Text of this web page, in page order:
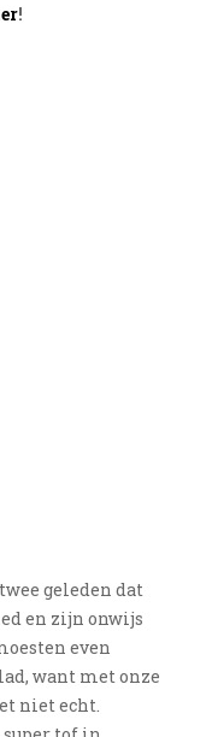
!
geleden dat
en zijn onwijs
even
want met onze
niet echt.